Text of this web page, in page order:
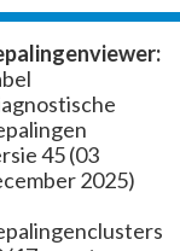
45 (03
2025)